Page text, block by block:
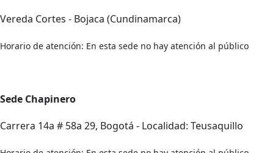
Vereda Cortes - Bojaca (Cundinamarca)
Horario de atención: En esta sede no hay atención al público
Sede Chapinero
Carrera 14a # 58a 29, Bogotá - Localidad: Teusaquillo